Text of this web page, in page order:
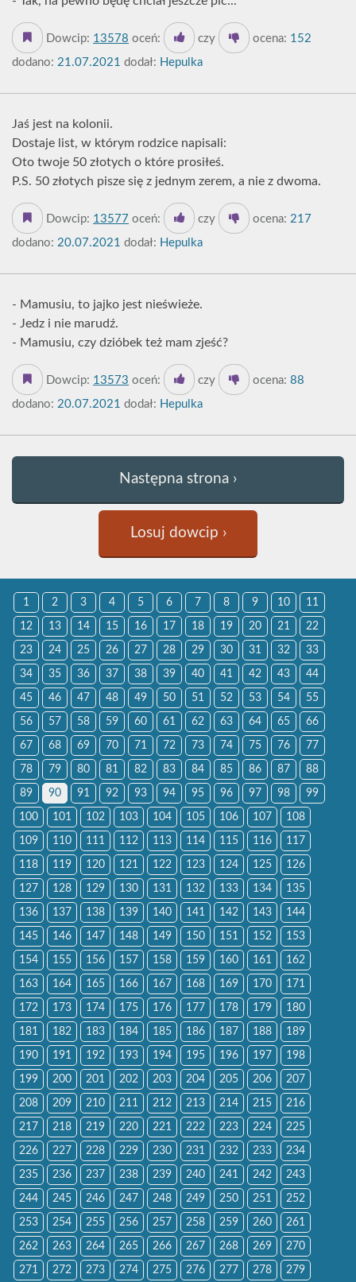
Dowcip: 13578 oceń: czy ocena: 152
dodano: 21.07.2021 dodał: Hepulka
Jaś jest na kolonii.
Dostaje list, w którym rodzice napisali:
Oto twoje 50 złotych o które prosiłeś.
P.S. 50 złotych pisze się z jednym zerem, a nie z dwoma.
Dowcip: 13577 oceń: czy ocena: 217
dodano: 20.07.2021 dodał: Hepulka
- Mamusiu, to jajko jest nieświeże.
- Jedz i nie marudź.
- Mamusiu, czy dzióbek też mam zjeść?
Dowcip: 13573 oceń: czy ocena: 88
dodano: 20.07.2021 dodał: Hepulka
Następna strona ›
Losuj dowcip ›
1 2 3 4 5 6 7 8 9 10 11
12 13 14 15 16 17 18 19 20 21 22
23 24 25 26 27 28 29 30 31 32 33
34 35 36 37 38 39 40 41 42 43 44
45 46 47 48 49 50 51 52 53 54 55
56 57 58 59 60 61 62 63 64 65 66
67 68 69 70 71 72 73 74 75 76 77
78 79 80 81 82 83 84 85 86 87 88
89 90 91 92 93 94 95 96 97 98 99
100 101 102 103 104 105 106 107 108
109 110 111 112 113 114 115 116 117
118 119 120 121 122 123 124 125 126
127 128 129 130 131 132 133 134 135
136 137 138 139 140 141 142 143 144
145 146 147 148 149 150 151 152 153
154 155 156 157 158 159 160 161 162
163 164 165 166 167 168 169 170 171
172 173 174 175 176 177 178 179 180
181 182 183 184 185 186 187 188 189
190 191 192 193 194 195 196 197 198
199 200 201 202 203 204 205 206 207
208 209 210 211 212 213 214 215 216
217 218 219 220 221 222 223 224 225
226 227 228 229 230 231 232 233 234
235 236 237 238 239 240 241 242 243
244 245 246 247 248 249 250 251 252
253 254 255 256 257 258 259 260 261
262 263 264 265 266 267 268 269 270
271 272 273 274 275 276 277 278 279